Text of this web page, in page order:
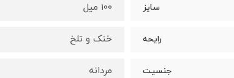
سایز 100 میل
رایحه خنک و تلخ
جنسیت مردانه